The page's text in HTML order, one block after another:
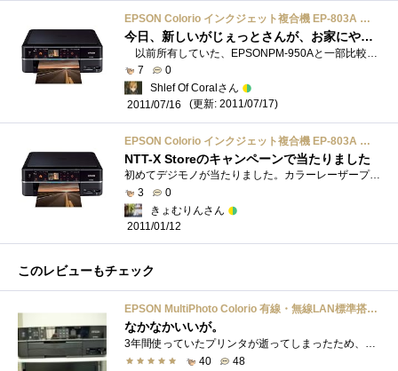
EPSON Colorio インクジェット複合機 EP-803A 有線・無線LAN標準搭載 カンタンLEDナビ搭載 前面二段給紙カセット 6色染料インク ブラックモデル
今日、新しいがじぇっとさんが、お家にやって来ました
7
0
Shlef Of Coralさん
2011/07/16
(更新: 2011/07/17)
EPSON Colorio インクジェット複合機 EP-803A 有線・無線LAN標準搭載 カンタンLEDナビ搭載 前面二段給紙カセット 6色染料インク ブラックモデル
NTT-X Storeのキャンペーンで当たりました
初めてデジモノが当たりました。カラーレーザープリンタを持っているので、スキャナを主に使う予定です。
3
0
きょむりんさん
2011/01/12
このレビューもチェック
EPSON MultiPhoto Colorio 有線・無線LAN標準搭載 フォト複合機 6色染料インク EP-802A
なかなかいいが。
3年間使っていたプリンタが逝ってしまったため、このプリンタを購入してきました!!・3年間酷使してきたプリンタ＜良い点＞丸みを帯びたものよ�...
40
48